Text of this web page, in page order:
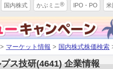
国内株式 かぶミニ® IPO・PO
> マーケット情報 > 国内株式株価検索
ス技研(4641) 企業情報